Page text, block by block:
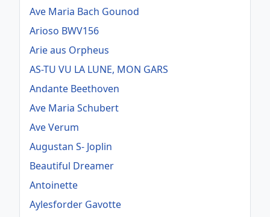
Ave Maria Bach Gounod
Arioso BWV156
Arie aus Orpheus
AS-TU VU LA LUNE, MON GARS
Andante Beethoven
Ave Maria Schubert
Ave Verum
Augustan S- Joplin
Beautiful Dreamer
Antoinette
Aylesforder Gavotte